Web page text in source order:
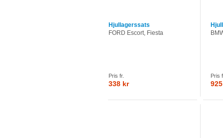
Hjullagerssats
FORD Escort, Fiesta
Pris fr.
338 kr
Pris